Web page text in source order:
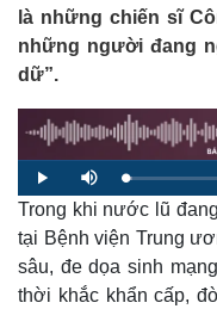
là những chiến sĩ
những người đang
dữ”.
P
l
a
y
M
u
t
e
L
o
a
d
e
2
.
2
9
Trong khi nước lũ
tại Bệnh viện Trung
sâu, đe dọa sinh
thời khắc khẩn cấp,